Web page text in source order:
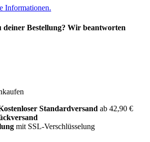
Informationen.
deiner Bestellung? Wir beantworten
Standardversand ab 42,90 €
mit SSL-Verschlüsselung